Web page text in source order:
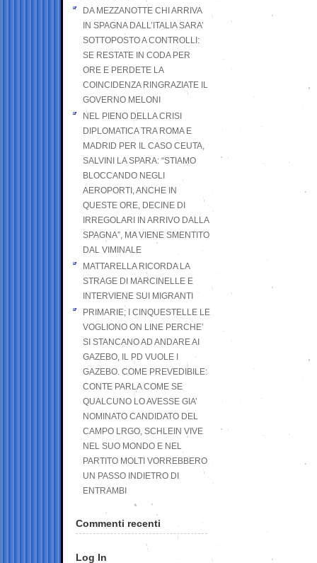
DA MEZZANOTTE CHI ARRIVA
IN SPAGNA DALL’ITALIA SARA’
SOTTOPOSTO A CONTROLLI:
SE RESTATE IN CODA PER
ORE E PERDETE LA
COINCIDENZA RINGRAZIATE IL
GOVERNO MELONI
NEL PIENO DELLA CRISI
DIPLOMATICA TRA ROMA E
MADRID PER IL CASO CEUTA,
SALVINI LA SPARA: “STIAMO
BLOCCANDO NEGLI
AEROPORTI, ANCHE IN
QUESTE ORE, DECINE DI
IRREGOLARI IN ARRIVO DALLA
SPAGNA”, MA VIENE SMENTITO
DAL VIMINALE
MATTARELLA RICORDA LA
STRAGE DI MARCINELLE E
INTERVIENE SUI MIGRANTI
PRIMARIE; I CINQUESTELLE LE
VOGLIONO ON LINE PERCHE’
SI STANCANO AD ANDARE AI
GAZEBO, IL PD VUOLE I
GAZEBO. COME PREVEDIBILE:
CONTE PARLA COME SE
QUALCUNO LO AVESSE GIA’
NOMINATO CANDIDATO DEL
CAMPO LRGO, SCHLEIN VIVE
NEL SUO MONDO E NEL
PARTITO MOLTI VORREBBERO
UN PASSO INDIETRO DI
ENTRAMBI
Commenti recenti
Log In